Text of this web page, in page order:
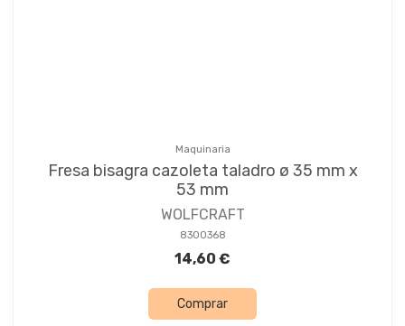
Maquinaria
Fresa bisagra cazoleta taladro ø 35 mm x
53 mm
WOLFCRAFT
8300368
14,60 €
Comprar